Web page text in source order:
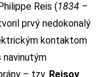
Reis (1834 –
prvý nedokonalý
kontaktom
navinutým
– tzv. Reisov